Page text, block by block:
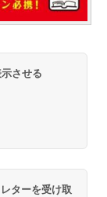
させる
ターを受け取